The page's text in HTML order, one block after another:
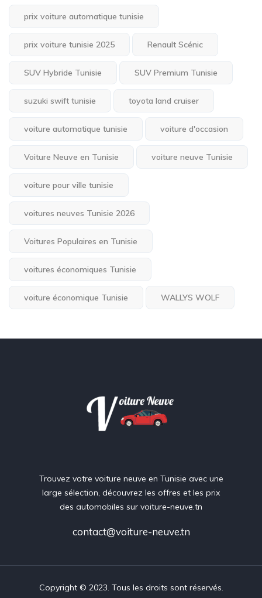
prix voiture automatique tunisie
prix voiture tunisie 2025 Renault Scénic
SUV Hybride Tunisie SUV Premium Tunisie
suzuki swift tunisie toyota land cruiser
voiture automatique tunisie voiture d'occasion
Voiture Neuve en Tunisie voiture neuve Tunisie
voiture pour ville tunisie
voitures neuves Tunisie 2026
Voitures Populaires en Tunisie
voitures économiques Tunisie
voiture économique Tunisie WALLYS WOLF
Trouvez votre voiture neuve en Tunisie avec une
large sélection, découvrez les offres et les prix
des automobiles sur voiture-neuve.tn
contact@voiture-neuve.tn
Copyright © 2023. Tous les droits sont réservés.